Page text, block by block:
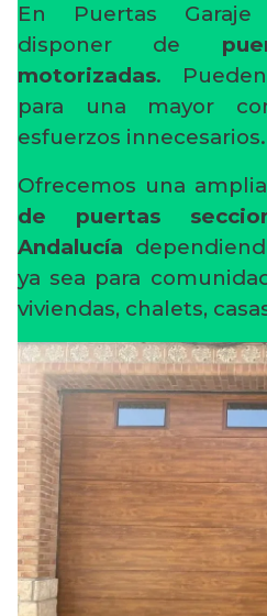
En Puertas Garaje
disponer de
motorizadas.
para una mayor
esfuerzos innecesarios.
Ofrecemos una
de puertas
Andalucía
ya sea para
viviendas, chalets,